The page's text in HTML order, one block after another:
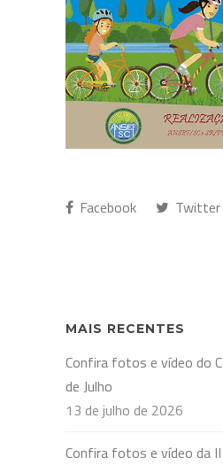
Facebook Twitter
MAIS RECENTES
Confira fotos e vídeo do
de Julho
13 de julho de 2026
Confira fotos e vídeo da